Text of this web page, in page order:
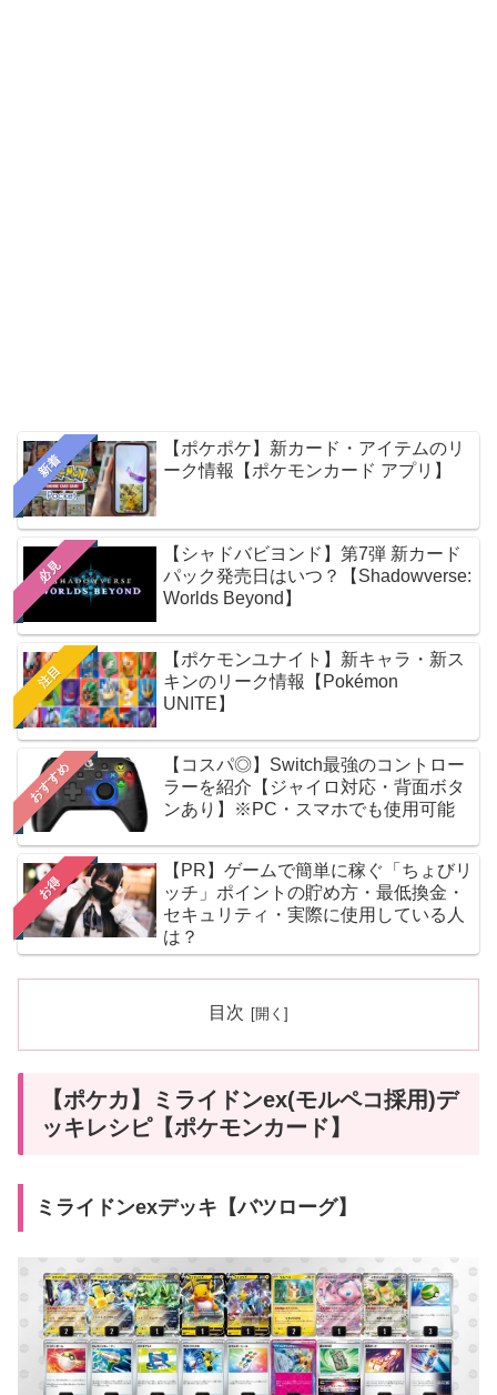
新着
【ポケポケ】新カード・アイテムのリ
ーク情報【ポケモンカード アプリ】
必見
【シャドバビヨンド】第7弾 新カード
パック発売日はいつ？【Shadowverse:
Worlds Beyond】
注目
【ポケモンユナイト】新キャラ・新ス
キンのリーク情報【Pokémon
UNITE】
おすすめ
【コスパ◎】Switch最強のコントロー
ラーを紹介【ジャイロ対応・背面ボタ
ンあり】※PC・スマホでも使用可能
お得
【PR】ゲームで簡単に稼ぐ「ちょびリ
ッチ」ポイントの貯め方・最低換金・
セキュリティ・実際に使用している人
は？
目次
【ポケカ】ミライドンex(モルペコ採用)デ
ッキレシピ【ポケモンカード】
ミライドンexデッキ【バツローグ】